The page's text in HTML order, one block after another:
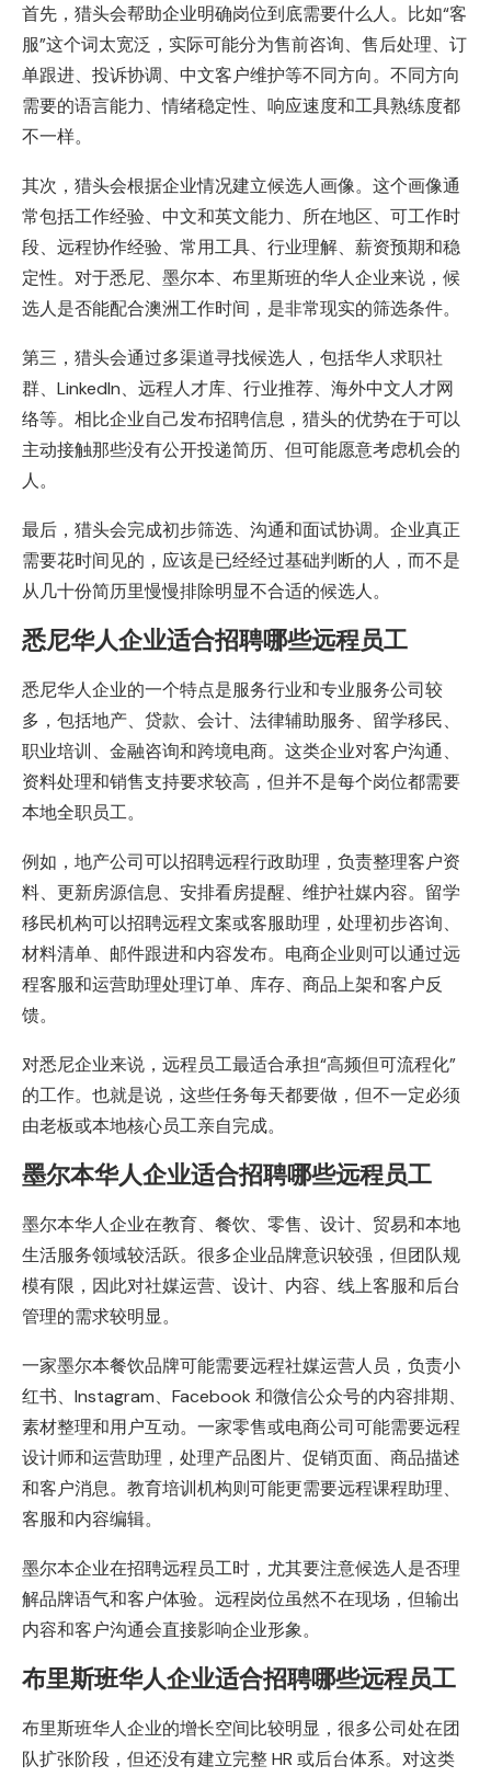
首先，猎头会帮助企业明确岗位到底需要什么人。比如“客
服”这个词太宽泛，实际可能分为售前咨询、售后处理、订
单跟进、投诉协调、中文客户维护等不同方向。不同方向
需要的语言能力、情绪稳定性、响应速度和工具熟练度都
不一样。
其次，猎头会根据企业情况建立候选人画像。这个画像通
常包括工作经验、中文和英文能力、所在地区、可工作时
段、远程协作经验、常用工具、行业理解、薪资预期和稳
定性。对于悉尼、墨尔本、布里斯班的华人企业来说，候
选人是否能配合澳洲工作时间，是非常现实的筛选条件。
第三，猎头会通过多渠道寻找候选人，包括华人求职社
群、LinkedIn、远程人才库、行业推荐、海外中文人才网
络等。相比企业自己发布招聘信息，猎头的优势在于可以
主动接触那些没有公开投递简历、但可能愿意考虑机会的
人。
最后，猎头会完成初步筛选、沟通和面试协调。企业真正
需要花时间见的，应该是已经经过基础判断的人，而不是
从几十份简历里慢慢排除明显不合适的候选人。
悉尼华人企业适合招聘哪些远程员工
悉尼华人企业的一个特点是服务行业和专业服务公司较
多，包括地产、贷款、会计、法律辅助服务、留学移民、
职业培训、金融咨询和跨境电商。这类企业对客户沟通、
资料处理和销售支持要求较高，但并不是每个岗位都需要
本地全职员工。
例如，地产公司可以招聘远程行政助理，负责整理客户资
料、更新房源信息、安排看房提醒、维护社媒内容。留学
移民机构可以招聘远程文案或客服助理，处理初步咨询、
材料清单、邮件跟进和内容发布。电商企业则可以通过远
程客服和运营助理处理订单、库存、商品上架和客户反
馈。
对悉尼企业来说，远程员工最适合承担“高频但可流程化”
的工作。也就是说，这些任务每天都要做，但不一定必须
由老板或本地核心员工亲自完成。
墨尔本华人企业适合招聘哪些远程员工
墨尔本华人企业在教育、餐饮、零售、设计、贸易和本地
生活服务领域较活跃。很多企业品牌意识较强，但团队规
模有限，因此对社媒运营、设计、内容、线上客服和后台
管理的需求较明显。
一家墨尔本餐饮品牌可能需要远程社媒运营人员，负责小
红书、Instagram、Facebook 和微信公众号的内容排期、
素材整理和用户互动。一家零售或电商公司可能需要远程
设计师和运营助理，处理产品图片、促销页面、商品描述
和客户消息。教育培训机构则可能更需要远程课程助理、
客服和内容编辑。
墨尔本企业在招聘远程员工时，尤其要注意候选人是否理
解品牌语气和客户体验。远程岗位虽然不在现场，但输出
内容和客户沟通会直接影响企业形象。
布里斯班华人企业适合招聘哪些远程员工
布里斯班华人企业的增长空间比较明显，很多公司处在团
队扩张阶段，但还没有建立完整 HR 或后台体系。对这类